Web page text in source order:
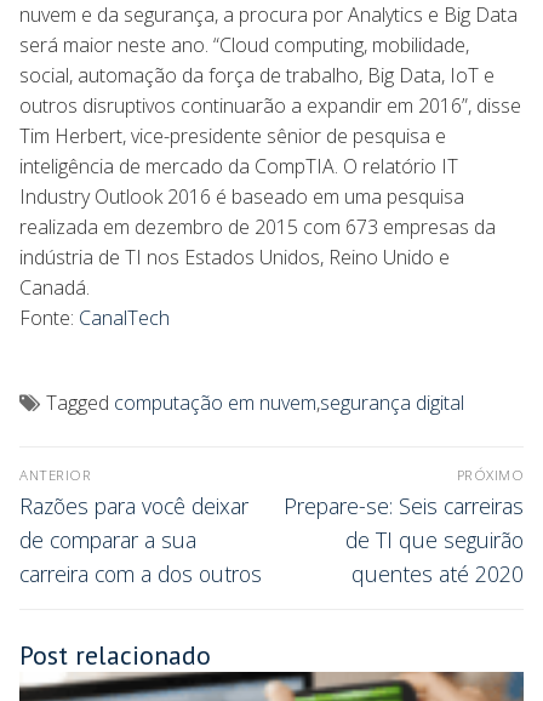
nuvem e da segurança, a procura por Analytics e Big Data
será maior neste ano. “Cloud computing, mobilidade,
social, automação da força de trabalho, Big Data, IoT e
outros disruptivos continuarão a expandir em 2016”, disse
Tim Herbert, vice-presidente sênior de pesquisa e
inteligência de mercado da CompTIA. O relatório IT
Industry Outlook 2016 é baseado em uma pesquisa
realizada em dezembro de 2015 com 673 empresas da
indústria de TI nos Estados Unidos, Reino Unido e
Canadá.
Fonte: CanalTech
Tagged computação em nuvem,segurança digital
ANTERIOR
Razões para você deixar
de comparar a sua
carreira com a dos outros
PRÓXIMO
Prepare-se: Seis carreiras
de TI que seguirão
quentes até 2020
Post relacionado